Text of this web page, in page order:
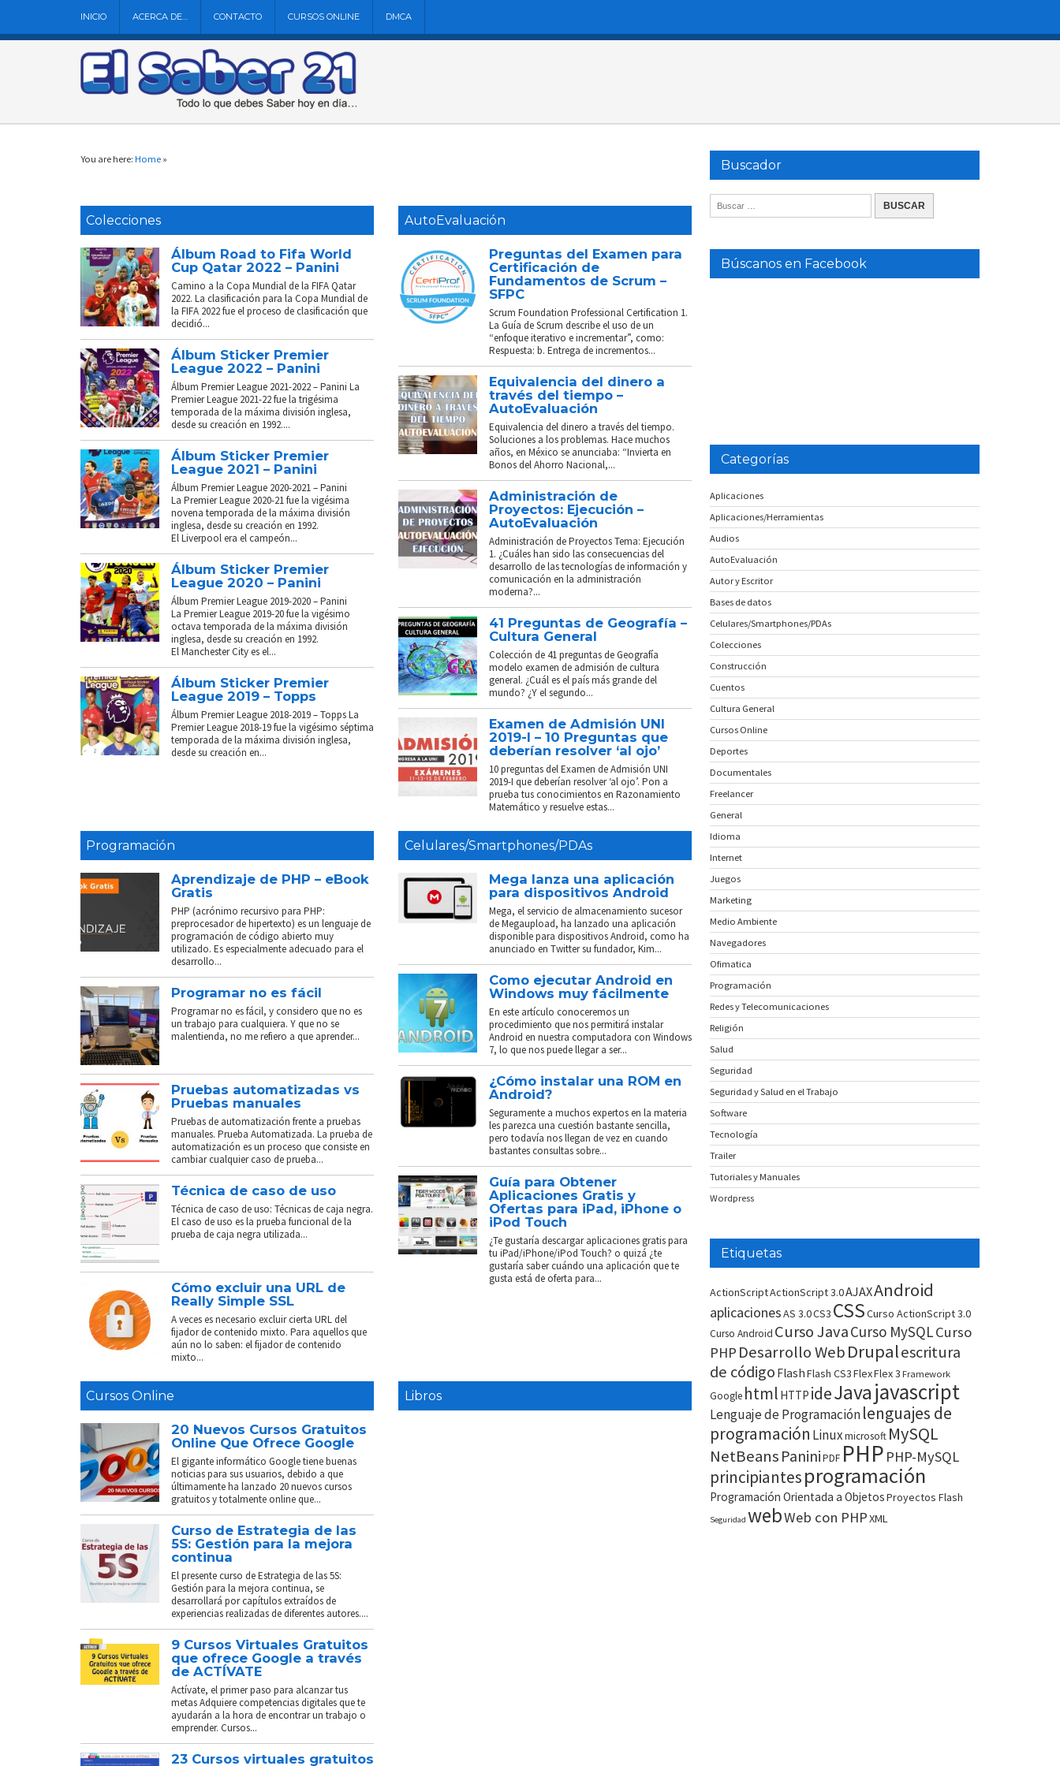
INICIO ACERCA DE… CONTACTO CURSOS ONLINE DMCA
You are here: Home »
Colecciones
Álbum Road to Fifa World
Cup Qatar 2022 – Panini
Camino a la Copa Mundial de la FIFA Qatar
2022. La clasificación para la Copa Mundial de
la FIFA 2022 fue el proceso de clasificación que
decidió...
Álbum Sticker Premier
League 2022 – Panini
Álbum Premier League 2021-2022 – Panini La
Premier League 2021-22 fue la trigésima
temporada de la máxima división inglesa,
desde su creación en 1992....
Álbum Sticker Premier
League 2021 – Panini
Álbum Premier League 2020-2021 – Panini
La Premier League 2020-21 fue la vigésima
novena temporada de la máxima división
inglesa, desde su creación en 1992.
El Liverpool era el campeón...
Álbum Sticker Premier
League 2020 – Panini
Álbum Premier League 2019-2020 – Panini
La Premier League 2019-20 fue la vigésimo
octava temporada de la máxima división
inglesa, desde su creación en 1992.
El Manchester City es el...
Álbum Sticker Premier
League 2019 – Topps
Álbum Premier League 2018-2019 – Topps La
Premier League 2018-19 fue la vigésimo séptima
temporada de la máxima división inglesa,
desde su creación en...
AutoEvaluación
Preguntas del Examen para
Certificación de
Fundamentos de Scrum –
SFPC
Scrum Foundation Professional Certification 1.
La Guía de Scrum describe el uso de un
“enfoque iterativo e incrementar”, como:
Respuesta: b. Entrega de incrementos...
Equivalencia del dinero a
través del tiempo –
AutoEvaluación
Equivalencia del dinero a través del tiempo.
Soluciones a los problemas. Hace muchos
años, en México se anunciaba: “Invierta en
Bonos del Ahorro Nacional,...
Administración de
Proyectos: Ejecución –
AutoEvaluación
Administración de Proyectos Tema: Ejecución
1. ¿Cuáles han sido las consecuencias del
desarrollo de las tecnologías de información y
comunicación en la administración
moderna?...
41 Preguntas de Geografía –
Cultura General
Colección de 41 preguntas de Geografía
modelo examen de admisión de cultura
general. ¿Cuál es el país más grande del
mundo? ¿Y el segundo...
Examen de Admisión UNI
2019-I – 10 Preguntas que
deberían resolver ‘al ojo’
10 preguntas del Examen de Admisión UNI
2019-I que deberían resolver ‘al ojo’. Pon a
prueba tus conocimientos en Razonamiento
Matemático y resuelve estas...
Programación
Aprendizaje de PHP – eBook
Gratis
PHP (acrónimo recursivo para PHP:
preprocesador de hipertexto) es un lenguaje de
programación de código abierto muy
utilizado. Es especialmente adecuado para el
desarrollo...
Programar no es fácil
Programar no es fácil, y considero que no es
un trabajo para cualquiera. Y que no se
malentienda, no me refiero a que aprender...
Pruebas automatizadas vs
Pruebas manuales
Pruebas de automatización frente a pruebas
manuales. Prueba Automatizada. La prueba de
automatización es un proceso que consiste en
cambiar cualquier caso de prueba...
Técnica de caso de uso
Técnica de caso de uso: Técnicas de caja negra.
El caso de uso es la prueba funcional de la
prueba de caja negra utilizada...
Cómo excluir una URL de
Really Simple SSL
A veces es necesario excluir cierta URL del
fijador de contenido mixto. Para aquellos que
aún no lo saben: el fijador de contenido
mixto...
Celulares/Smartphones/PDAs
Mega lanza una aplicación
para dispositivos Android
Mega, el servicio de almacenamiento sucesor
de Megaupload, ha lanzado una aplicación
disponible para dispositivos Android, como ha
anunciado en Twitter su fundador, Kim...
Como ejecutar Android en
Windows muy fácilmente
En este artículo conoceremos un
procedimiento que nos permitirá instalar
Android en nuestra computadora con Windows
7, lo que nos puede llegar a ser...
¿Cómo instalar una ROM en
Android?
Seguramente a muchos expertos en la materia
les parezca una cuestión bastante sencilla,
pero todavía nos llegan de vez en cuando
bastantes consultas sobre...
Guía para Obtener
Aplicaciones Gratis y
Ofertas para iPad, iPhone o
iPod Touch
¿Te gustaría descargar aplicaciones gratis para
tu iPad/iPhone/iPod Touch? o quizá ¿te
gustaría saber cuándo una aplicación que te
gusta está de oferta para...
Cursos Online
20 Nuevos Cursos Gratuitos
Online Que Ofrece Google
El gigante informático Google tiene buenas
noticias para sus usuarios, debido a que
últimamente ha lanzado 20 nuevos cursos
gratuitos y totalmente online que...
Curso de Estrategia de las
5S: Gestión para la mejora
continua
El presente curso de Estrategia de las 5S:
Gestión para la mejora continua, se
desarrollará por capítulos extraídos de
experiencias realizadas de diferentes autores....
9 Cursos Virtuales Gratuitos
que ofrece Google a través
de ACTÍVATE
Actívate, el primer paso para alcanzar tus
metas Adquiere competencias digitales que te
ayudarán a la hora de encontrar un trabajo o
emprender. Cursos...
23 Cursos virtuales gratuitos
Libros
Buscador
Búscanos en Facebook
Categorías
Aplicaciones
Aplicaciones/Herramientas
Audios
AutoEvaluación
Autor y Escritor
Bases de datos
Celulares/Smartphones/PDAs
Colecciones
Construcción
Cuentos
Cultura General
Cursos Online
Deportes
Documentales
Freelancer
General
Idioma
Internet
Juegos
Marketing
Medio Ambiente
Navegadores
Ofimatica
Programación
Redes y Telecomunicaciones
Religión
Salud
Seguridad
Seguridad y Salud en el Trabajo
Software
Tecnología
Trailer
Tutoriales y Manuales
Wordpress
Etiquetas
ActionScriptActionScript 3.0AJAXAndroid
aplicacionesAS 3.0CS3 CSSCurso ActionScript 3.0
Curso Android Curso JavaCurso MySQLCurso
PHP Desarrollo WebDrupalescritura
de código FlashFlash CS3FlexFlex 3 Framework
Google html HTTP ideJavajavascript
Lenguaje de Programaciónlenguajes de
programación Linuxmicrosoft MySQL
NetBeans PaniniPDF PHP PHP-MySQL
principiantesprogramación
Programación Orientada a ObjetosProyectos Flash
Seguridad webWeb con PHPXML